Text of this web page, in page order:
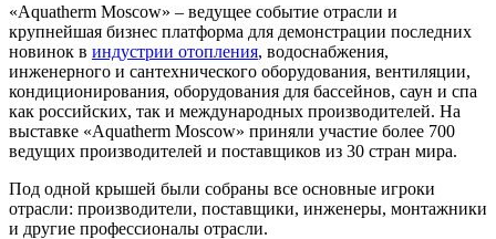
«Aquatherm Moscow» – ведущее событие отрасли и
крупнейшая бизнес платформа для демонстрации последних
новинок в индустрии отопления, водоснабжения,
инженерного и сантехнического оборудования, вентиляции,
кондиционирования, оборудования для бассейнов, саун и спа
как российских, так и международных производителей. На
выставке «Aquatherm Moscow» приняли участие более 700
ведущих производителей и поставщиков из 30 стран мира.
Под одной крышей были собраны все основные игроки
отрасли: производители, поставщики, инженеры, монтажники
и другие профессионалы отрасли.